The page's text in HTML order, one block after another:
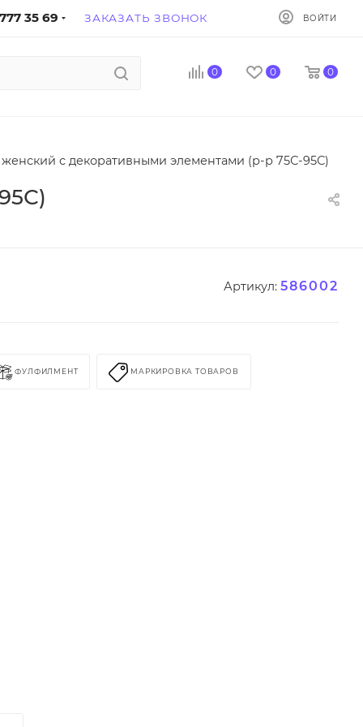
35 69 ЗАКАЗАТЬ ЗВОНОК ВОЙТИ
0 0 0
женский с декоративными элементами (р-р 75С-95С)
Артикул: 586002
ФУЛФИЛМЕНТ МАРКИРОВКА ТОВАРОВ